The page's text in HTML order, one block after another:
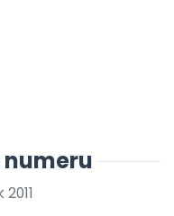
numeru